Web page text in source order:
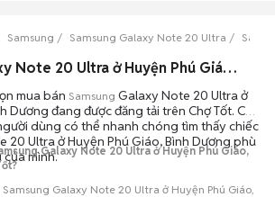
Samsung Samsung Galaxy Note 20 Ultra
0 Samsung Galaxy Note 20 Ultra ở Huyện Phú Giáo, Bình Dương máy bền đẹp đang bán 08/2026
mua bán Samsung Galaxy Note 20 Ultra ở
Dương đang được đăng tải trên Chợ Tốt. Chỉ
dùng có thể nhanh chóng tìm thấy chiếc
20 Ultra ở Huyện Phú Giáo, Bình Dương phù
của mình.Galaxy Note 20 Ultra ở Huyện Phú Giáo,
Galaxy Note 20 Ultra ở Huyện Phú Giáo,